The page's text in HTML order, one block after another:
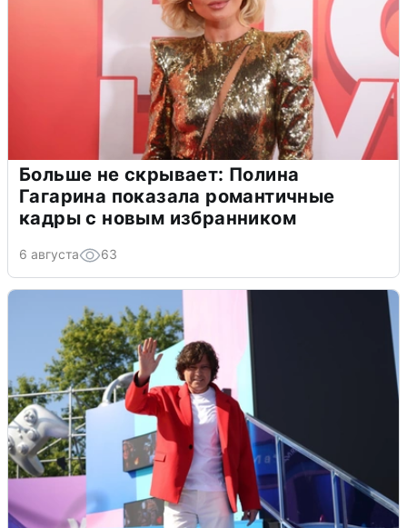
Больше не скрывает: Полина
Гагарина показала романтичные
кадры с новым избранником
6 августа 63